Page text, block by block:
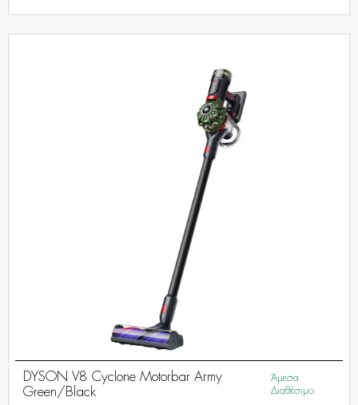
DYSON V8 Cyclone Motorbar Army
Green/Black
Άμεσα
Διαθέσιμο